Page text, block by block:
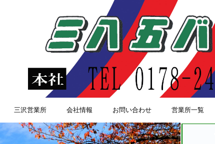
三沢営業所 会社情報 お問い合わせ 営業所一覧